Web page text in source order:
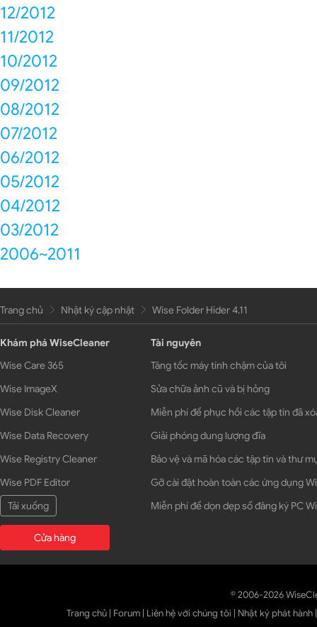
12/2012
11/2012
10/2012
09/2012
08/2012
07/2012
06/2012
05/2012
04/2012
03/2012
2006~2011
Trang chủ Nhật ký cập nhật Wise Folder Hider 4.11
Khám phá WiseCleaner
Wise Care 365
Wise ImageX
Wise Disk Cleaner
Wise Data Recovery
Wise Registry Cleaner
Wise PDF Editor
Tải xuống
Cửa hàng
Tài nguyên
Tăng tốc máy tính chậm của tôi
Sửa chữa ảnh cũ và bị hỏng
Miễn phí để phục hồi các tập tin đã
Giải phóng dung lượng đĩa
Bảo vệ và mã hóa các tập tin và thư
Gỡ cài đặt hoàn toàn các ứng dụng
Miễn phí để dọn dẹp sổ đăng ký PC
© 2006-2026
Trang chủ | Forum | Liên hệ với chúng tôi | Nhật ký phát hành